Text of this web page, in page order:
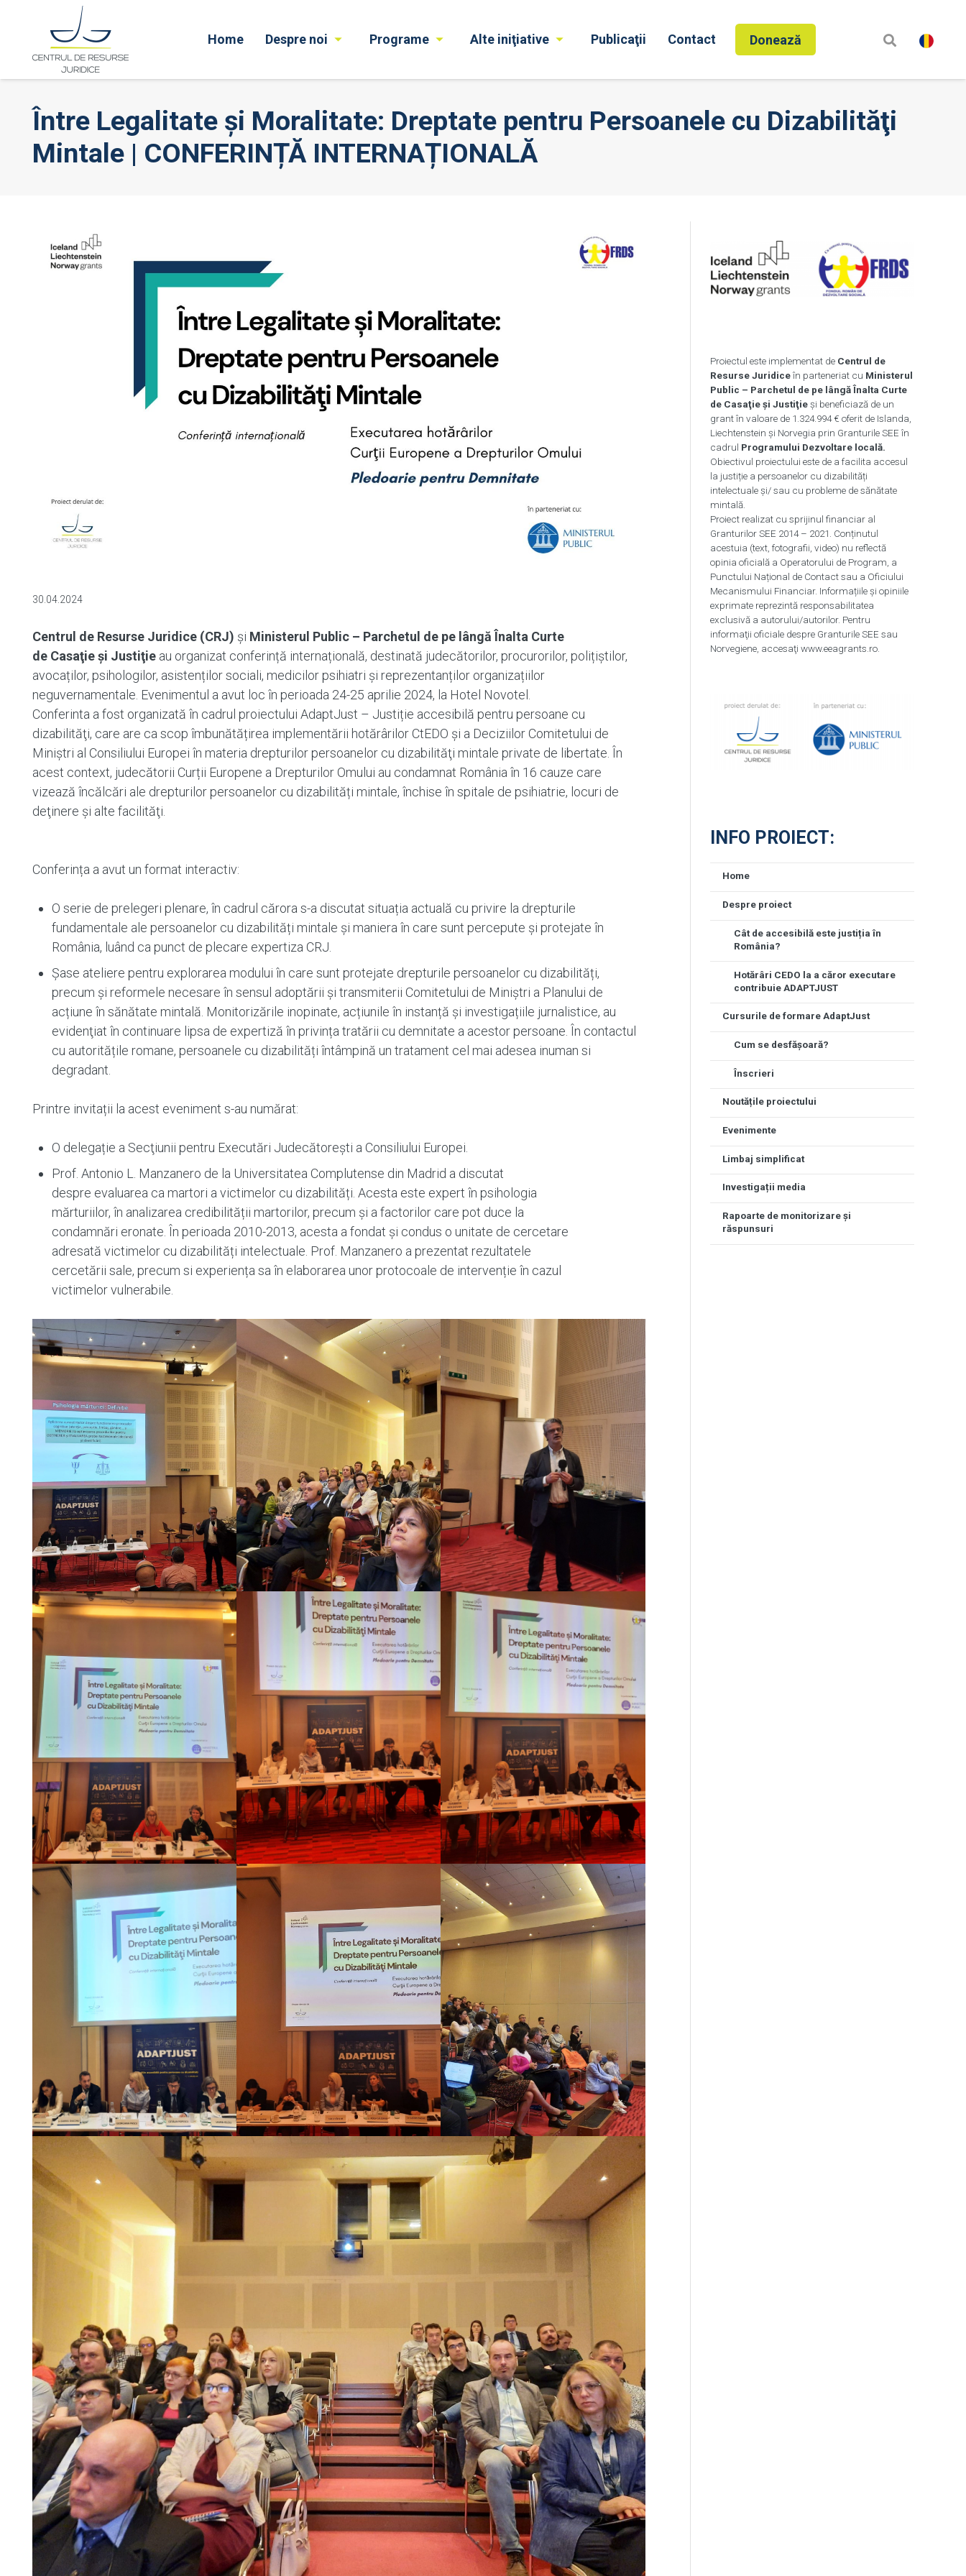
Home Despre noi Programe Alte iniţiative Publicaţii Contact Donează
Între Legalitate și Moralitate: Dreptate pentru Persoanele cu Dizabilităţi
Mintale | CONFERINȚĂ INTERNAȚIONALĂ
30.04.2024
Centrul de Resurse Juridice (CRJ) și Ministerul Public – Parchetul de pe lângă Înalta Curte
de Casaţie şi Justiţie au organizat conferință internațională, destinată judecătorilor, procurorilor, polițiștilor,
avocaților, psihologilor, asistenților sociali, medicilor psihiatri și reprezentanților organizațiilor
neguvernamentale. Evenimentul a avut loc în perioada 24-25 aprilie 2024, la Hotel Novotel.
Conferinta a fost organizată în cadrul proiectului AdaptJust – Justiție accesibilă pentru persoane cu
dizabilităţi, care are ca scop îmbunătățirea implementării hotărârilor CtEDO și a Deciziilor Comitetului de
Miniştri al Consiliului Europei în materia drepturilor persoanelor cu dizabilităţi mintale private de libertate. În
acest context, judecătorii Curții Europene a Drepturilor Omului au condamnat România în 16 cauze care
vizează încălcări ale drepturilor persoanelor cu dizabilități mintale, închise în spitale de psihiatrie, locuri de
deţinere şi alte facilităţi.
Conferința a avut un format interactiv:
O serie de prelegeri plenare, în cadrul cărora s-a discutat situația actuală cu privire la drepturile
fundamentale ale persoanelor cu dizabilități mintale și maniera în care sunt percepute și protejate în
România, luând ca punct de plecare expertiza CRJ.
Șase ateliere pentru explorarea modului în care sunt protejate drepturile persoanelor cu dizabilități,
precum și reformele necesare în sensul adoptării și transmiterii Comitetului de Miniștri a Planului de
acțiune în sănătate mintală. Monitorizările inopinate, acțiunile în instanță şi investigațiile jurnalistice, au
evidenţiat în continuare lipsa de expertiză în privința tratării cu demnitate a acestor persoane. În contactul
cu autoritățile romane, persoanele cu dizabilități întâmpină un tratament cel mai adesea inuman si
degradant.
Printre invitații la acest eveniment s-au numărat:
O delegație a Secţiunii pentru Executări Judecătorești a Consiliului Europei.
Prof. Antonio L. Manzanero de la Universitatea Complutense din Madrid a discutat
despre evaluarea ca martori a victimelor cu dizabilități. Acesta este expert în psihologia
mărturiilor, în analizarea credibilității martorilor, precum și a factorilor care pot duce la
condamnări eronate. În perioada 2010-2013, acesta a fondat și condus o unitate de cercetare
adresată victimelor cu dizabilități intelectuale. Prof. Manzanero a prezentat rezultatele
cercetării sale, precum si experiența sa în elaborarea unor protocoale de intervenție în cazul
victimelor vulnerabile.
Proiectul este implementat de Centrul de
Resurse Juridiceîn parteneriat cu Ministerul
Public – Parchetul de pe lângă Înalta Curte
de Casaţie şi Justiţieși beneficiază de un
grant în valoare de 1.324.994 € oferit de Islanda,
Liechtenstein și Norvegia prin Granturile SEE în
cadrul Programului Dezvoltare locală.
Obiectivul proiectului este de a facilita accesul
la justiție a persoanelor cu dizabilități
intelectuale și/ sau cu probleme de sănătate
mintală.
Proiect realizat cu sprijinul financiar al
Granturilor SEE 2014 – 2021. Conținutul
acestuia (text, fotografii, video) nu reflectă
opinia oficială a Operatorului de Program, a
Punctului Național de Contact sau a Oficiului
Mecanismului Financiar. Informațiile și opiniile
exprimate reprezintă responsabilitatea
exclusivă a autorului/autorilor. Pentru
informaţii oficiale despre Granturile SEE sau
Norvegiene, accesaţi www.eeagrants.ro.
INFO PROIECT:
Home
Despre proiect
Cât de accesibilă este justiția în
România?
Hotărâri CEDO la a căror executare
contribuie ADAPTJUST
Cursurile de formare AdaptJust
Cum se desfășoară?
Înscrieri
Noutățile proiectului
Evenimente
Limbaj simplificat
Investigații media
Rapoarte de monitorizare și
răspunsuri